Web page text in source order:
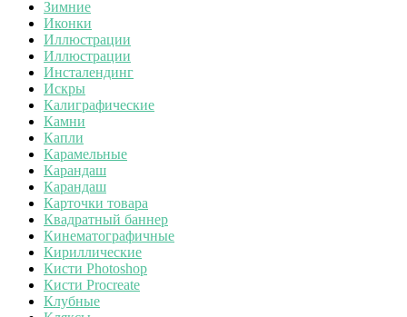
Зимние
Иконки
Иллюстрации
Иллюстрации
Инсталендинг
Искры
Калиграфические
Камни
Капли
Карамельные
Карандаш
Карандаш
Карточки товара
Квадратный баннер
Кинематографичные
Кириллические
Кисти Photoshop
Кисти Procreate
Клубные